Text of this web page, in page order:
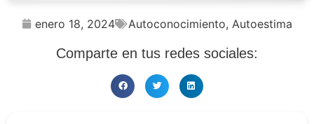
enero 18, 2024 Autoconocimiento, Autoestima
Comparte en tus redes sociales: